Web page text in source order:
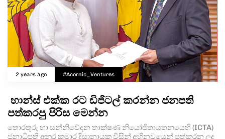
2 years ago #Acornic_Ventures
හාන්ස් එක්ක රට ඩිජිටල් කරන්න ජනපති
පත්කරපු පිරිස මෙන්න
තොරතුරු හා සන්නිවේදන තාක්ෂණ නියෝජිතායතනයෙහි (ICTA)
ජනාධිපති අනුර කුමාර දිසානායක විසින් අභිනවයෙන් පත්කරන ලද